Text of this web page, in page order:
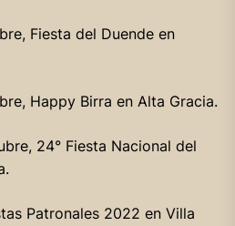
Fiesta del Duende en
Happy Birra en Alta Gracia.
24° Fiesta Nacional del
Patronales 2022 en Villa